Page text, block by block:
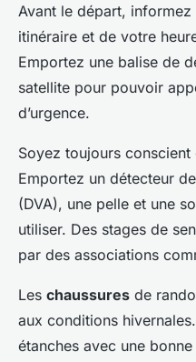
Avant le départ, informez
itinéraire et de votre
Emportez une balise de
satellite pour pouvoir
d’urgence.
Soyez toujours conscient
Emportez un détecteur
(DVA), une pelle et une
utiliser. Des stages de
par des associations
Les chaussures de
aux conditions
étanches avec une